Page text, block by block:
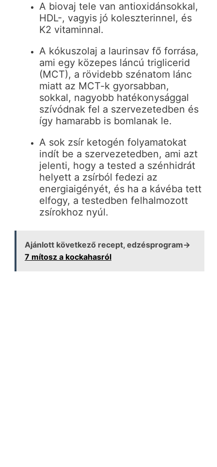
A biovaj tele van antioxidánsokkal,
HDL-, vagyis jó koleszterinnel, és
K2 vitaminnal.
A kókuszolaj a laurinsav fő forrása,
ami egy közepes láncú triglicerid
(MCT), a rövidebb szénatom lánc
miatt az MCT-k gyorsabban,
sokkal, nagyobb hatékonysággal
szívódnak fel a szervezetedben és
így hamarabb is bomlanak le.
A sok zsír ketogén folyamatokat
indít be a szervezetedben, ami azt
jelenti, hogy a tested a szénhidrát
helyett a zsírból fedezi az
energiaigényét, és ha a kávéba tett
elfogy, a testedben felhalmozott
zsírokhoz nyúl.
Ajánlott következő recept, edzésprogram→
7 mítosz a kockahasról